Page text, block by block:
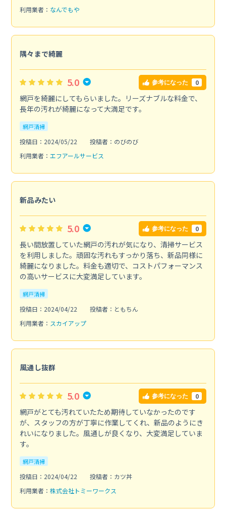
利用業者： なんでもや
隅々まで綺麗
5.0 参考になった 0
網戸を綺麗にしてもらいました。リーズナブルな料金で、
長年の汚れが綺麗になって大満足です。
網戸清掃
投稿日：2024/05/22
投稿者：のびのび
利用業者： エフアールサービス
新品みたい
5.0 参考になった 0
長い間放置していた網戸の汚れが気になり、清掃サービス
を利用しました。頑固な汚れもすっかり落ち、新品同様に
綺麗になりました。料金も適切で、コストパフォーマンス
の高いサービスに大変満足しています。
網戸清掃
投稿日：2024/04/22
投稿者：ともちん
利用業者： スカイアップ
風通し抜群
5.0 参考になった 0
網戸がとても汚れていたため期待していなかったのです
が、スタッフの方が丁寧に作業してくれ、新品のようにき
れいになりました。風通しが良くなり、大変満足していま
す。
網戸清掃
投稿日：2024/04/22
投稿者：カツ丼
利用業者： 株式会社トミーワークス